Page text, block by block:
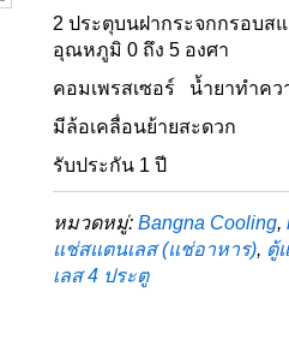
2 ประตุบนฝากระจกกรอบส
อุณหภูมิ 0 ถึง 5 องศา
คอมเพรสเซอร์ น้ำยาทำคว
มีล้อเคลื่อนย้ายสะดวก
รับประกัน 1 ปี
หมวดหมู่:Bangna Cooling,
แช่สแตนเลส (แช่อาหาร), ตู้
เลส 4 ประตู